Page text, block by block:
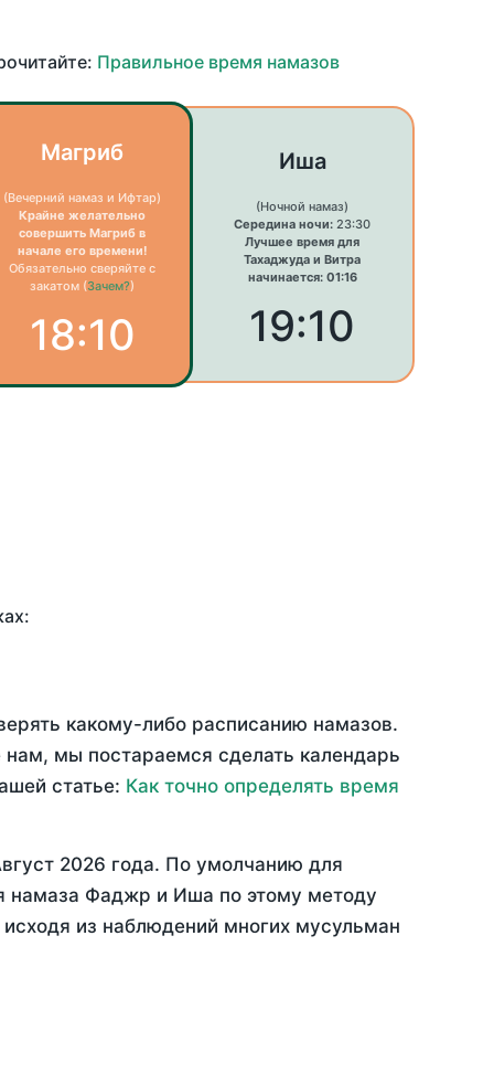
Правильное время намазов
Магриб
(Вечерний намаз и Ифтар)
Крайне желательно
совершить Магриб в
начале его времени!
Обязательно сверяйте с
закатом (Зачем?)
18:10
Иша
(Ночной намаз)
Середина ночи: 23:30
Лучшее время для
Тахаджуда и Витра
начинается: 01:16
19:10
какому-либо расписанию намазов.
мы постараемся сделать календарь
статье: Как точно определять время
2026 года. По умолчанию для
намаза Фаджр и Иша по этому методу
из наблюдений многих мусульман